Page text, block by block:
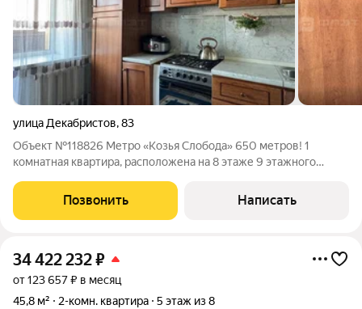
улица Декабристов,83
Объект №118826 Метро «Козья Слобода» 650 метров! 1
комнатная квартира, расположена на 8 этаже 9 этажного
Слобода" в 7 минутах ходьбы. Квартира под ремонт, что
позволит вам воплотить свои желания
Позвонить Написать
34 422 232₽
от 123 657 ₽ в месяц
45,8 м²
2-комн. квартира 5 этаж из 8